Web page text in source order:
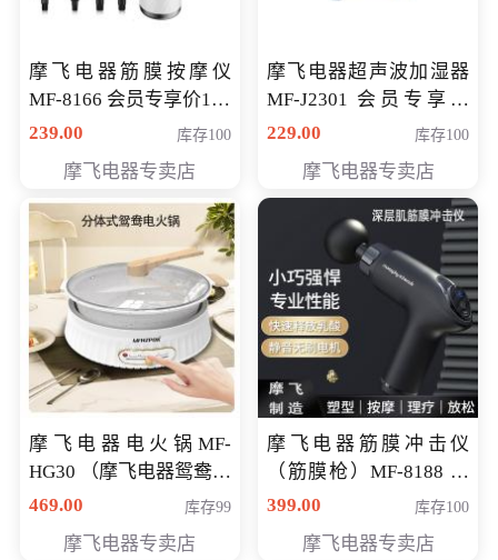
摩飞电器筋膜按摩仪
MF-8166 会员专享价168
元
239.00 库存100
摩飞电器专卖店
摩飞电器超声波加湿器
MF-J2301 会员专享价
168元
229.00 库存100
摩飞电器专卖店
摩飞电器电火锅MF-
HG30 （摩飞电器鸳鸯锅
MF-HG30 ） 会员专享价
469.00 库存99
摩飞电器专卖店
摩飞电器筋膜冲击仪
（筋膜枪）MF-8188 会
员专享价268元
399.00 库存100
摩飞电器专卖店